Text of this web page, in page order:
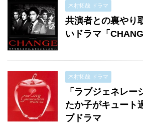
木村拓哉 ドラマ
共演者との裏やり
いドラマ「
木村拓哉 ドラマ
「ラブジェネレ
たか子がキュート
ブドラマ